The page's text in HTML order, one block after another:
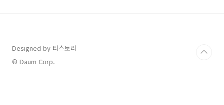
Designed by 티스토리
© Daum Corp.